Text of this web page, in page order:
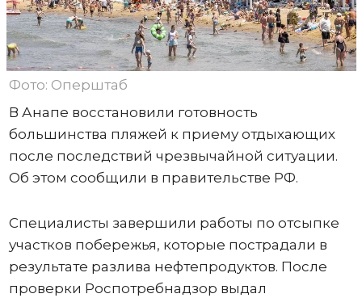
Фото: Оперштаб
В Анапе восстановили готовность
большинства пляжей к приему отдыхающих
после последствий чрезвычайной ситуации.
Об этом сообщили в правительстве РФ.
Специалисты завершили работы по отсыпке
участков побережья, которые пострадали в
результате разлива нефтепродуктов. После
проверки Роспотребнадзор выдал